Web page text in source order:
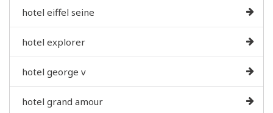
hotel eiffel seine
hotel explorer
hotel george v
hotel grand amour